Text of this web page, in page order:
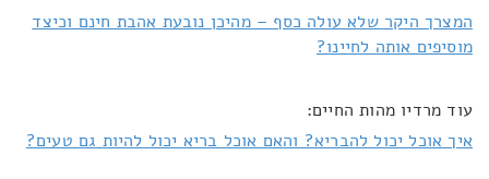
המצרך היקר שלא עולה כסף – מהיכן נובעת אהבת חינם וכיצד
מוסיפים אותה לחיינו?
עוד מרדיו מהות החיים:
איך אוכל יכול להבריא? והאם אוכל בריא יכול להיות גם טעים?